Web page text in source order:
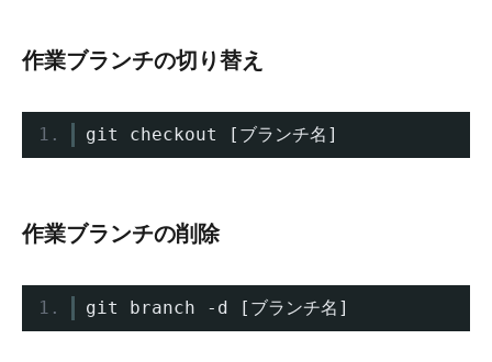
作業ブランチの切り替え
git checkout [ブランチ名]
作業ブランチの削除
git branch - d [ブランチ名]